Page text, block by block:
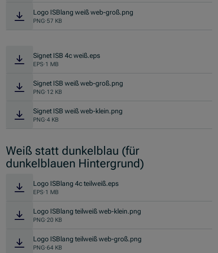
Logo ISBlang weiß web-groß.png
PNG·57 KB
Signet ISB 4c weiß.eps
EPS·1 MB
Signet ISB weiß web-groß.png
PNG·12 KB
Signet ISB weiß web-klein.png
PNG·4 KB
Weiß statt dunkelblau (für
dunkelblauen Hintergrund)
Logo ISBlang 4c teilweiß.eps
EPS·1 MB
Logo ISBlang teilweiß web-klein.png
PNG·20 KB
Logo ISBlang teilweiß web-groß.png
PNG·64 KB